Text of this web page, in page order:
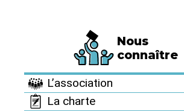
Nous
connaître
L’association
La charte
Informez vous > Infographies >
Infographies